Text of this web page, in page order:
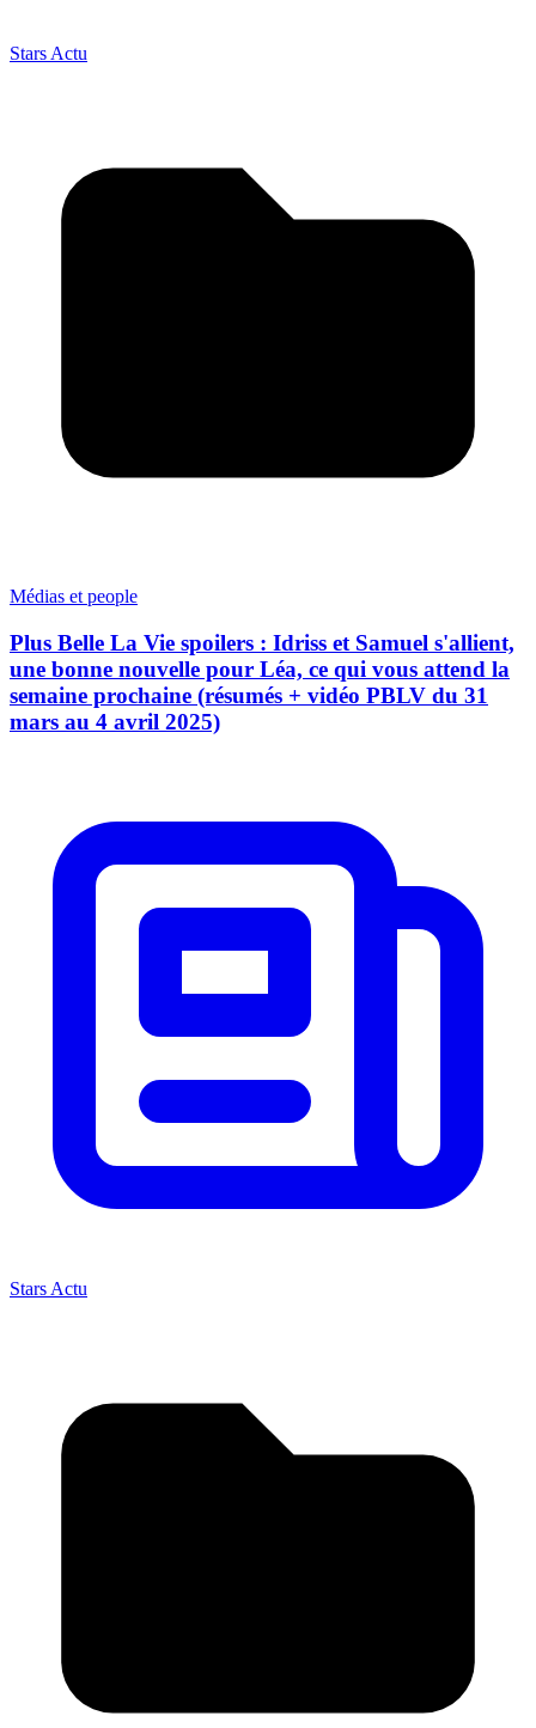
Stars Actu
Médias et people
Plus Belle La Vie spoilers : Idriss et Samuel s'allient,
une bonne nouvelle pour Léa, ce qui vous attend la
semaine prochaine (résumés + vidéo PBLV du 31
mars au 4 avril 2025)
Stars Actu